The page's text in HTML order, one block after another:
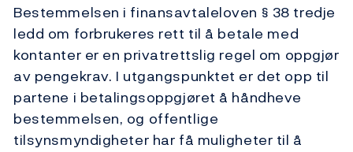
Bestemmelsen i finansavtaleloven § 38 tredje
ledd om forbrukeres rett til å betale med
kontanter er en privatrettslig regel om oppgjør
av pengekrav. I utgangspunktet er det opp til
partene i betalingsoppgjøret å håndheve
bestemmelsen, og offentlige
tilsynsmyndigheter har få muligheter til å